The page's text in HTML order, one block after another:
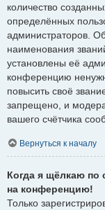
количество
определённых
администраторов.
наименования
установлены её
конференцию
повысить своё
запрещено, и
вашего счётчика
Вернуться к началу
Когда я щёлкаю по
на конференцию!
Только